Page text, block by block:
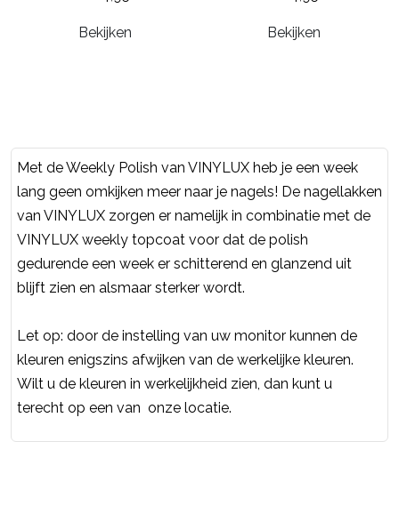
Bekijken Bekijken
Met de Weekly Polish van VINYLUX heb je een week
lang geen omkijken meer naar je nagels! De nagellakken
van VINYLUX zorgen er namelijk in combinatie met de
VINYLUX weekly topcoat voor dat de polish
gedurende een week er schitterend en glanzend uit
blijft zien en alsmaar sterker wordt.
Let op: door de instelling van uw monitor kunnen de
kleuren enigszins afwijken van de werkelijke kleuren.
Wilt u de kleuren in werkelijkheid zien, dan kunt u
terecht op een van onze locatie.